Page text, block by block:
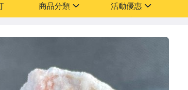
商品分類 活動優惠